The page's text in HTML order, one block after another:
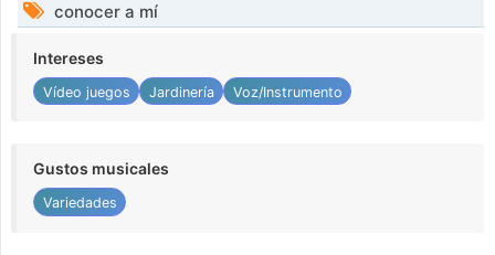
conocer a mí
Intereses
Vídeo juegos Jardinería Voz/Instrumento
Gustos musicales
Variedades